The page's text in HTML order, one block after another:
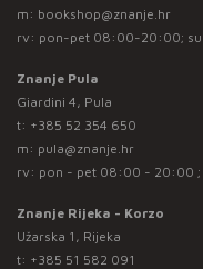
m: bookshop@znanje.hr
rv: pon-pet 08:00-20:00;
Znanje Pula
Giardini 4, Pula
t: +385 52 354 650
m: pula@znanje.hr
rv: pon - pet 08:00 - 20:00
Znanje Rijeka - Korzo
Užarska 1, Rijeka
t: +385 51 582 091